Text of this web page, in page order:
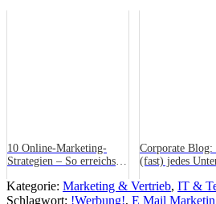
10 Online-Marketing-
Strategien – So erreichst
Corporate Blog:
(fast) jedes
Kategorie: Marketing & Vertrieb, IT &
Schlagwort: !Werbung!, E Mail